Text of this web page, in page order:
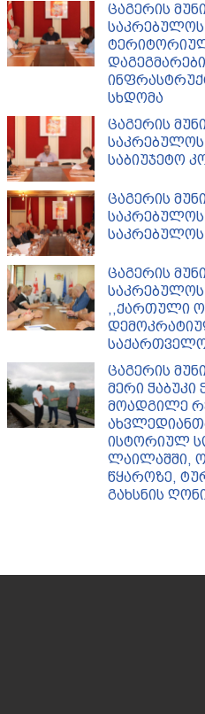
ცაგერის
სხდომა
ცაგერის
საკრებულოს
საბიუჯეტო
ცაგერის
ცაგერის
,,ქართული
ცაგერის
მერი ჭაბუკი
მოადგილე
ისტორიულ
ლაილაშში,
წყაროზე,
გახსნის